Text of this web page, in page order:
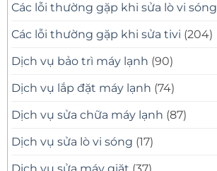
Các lỗi thường gặp khi sửa lò vi sóng
Các lỗi thường gặp khi sửa tivi (204)
Dịch vụ bảo trì máy lạnh (90)
Dịch vụ lắp đặt máy lạnh (74)
Dịch vụ sửa chữa máy lạnh (87)
Dịch vụ sửa lò vi sóng (17)